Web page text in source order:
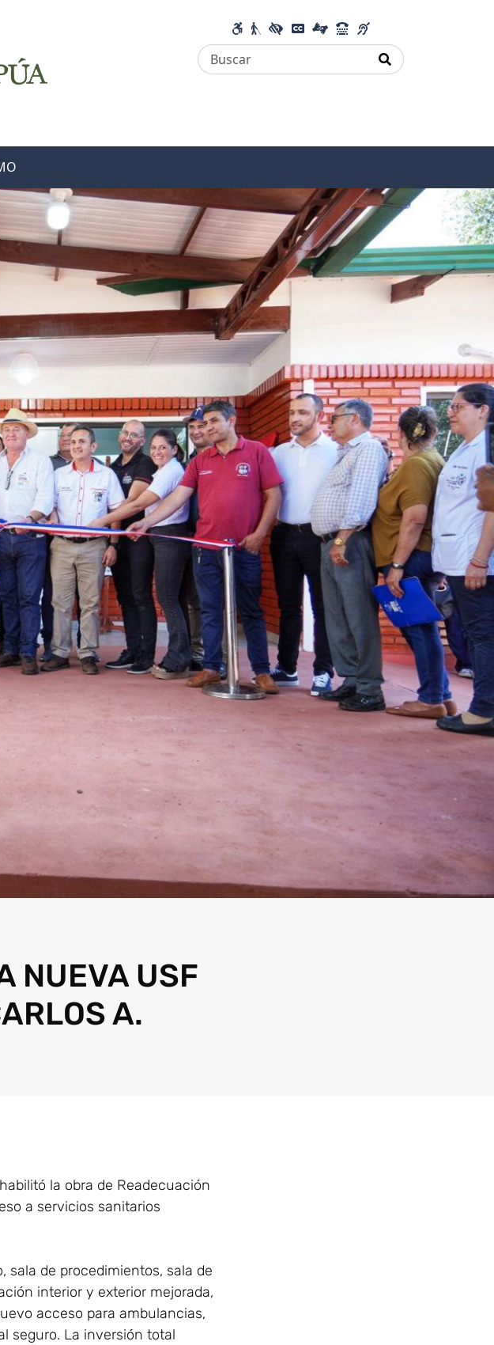
NUEVA USF
A.
la obra de Readecuación
a servicios sanitarios
de procedimientos, sala de
interior y exterior mejorada,
acceso para ambulancias,
seguro. La inversión total